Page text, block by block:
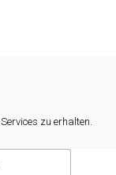
zu erhalten.